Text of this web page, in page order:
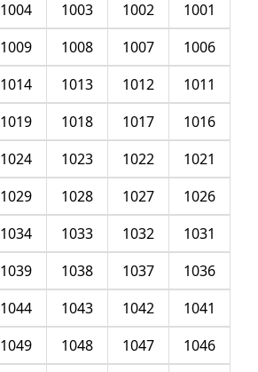
1001
1002
1003
1004
1006
1007
1008
1009
1011
1012
1013
1014
1016
1017
1018
1019
1021
1022
1023
1024
1026
1027
1028
1029
1031
1032
1033
1034
1036
1037
1038
1039
1041
1042
1043
1044
1046
1047
1048
1049